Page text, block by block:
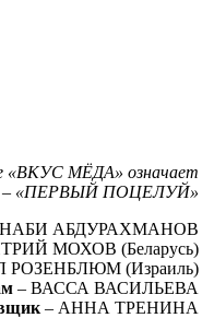
«ВКУС МЁДА» означает
– «ПЕРВЫЙ ПОЦЕЛУЙ»
НАБИ АБДУРАХМАНОВ
МОХОВ (Беларусь)
(Израиль)
– ВАССА ВАСИЛЬЕВА
– АННА ТРЕНИНА